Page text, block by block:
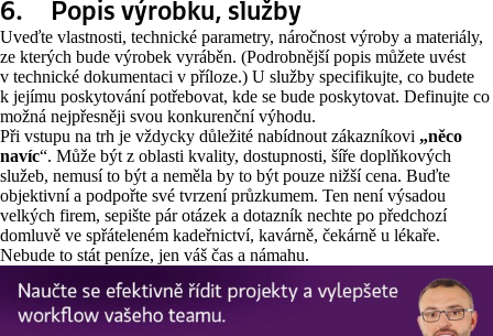
6. Popis výrobku, služby
Uveďte vlastnosti, technické parametry, náročnost výroby a materiály,
ze kterých bude výrobek vyráběn. (Podrobnější popis můžete uvést
v technické dokumentaci v příloze.) U služby specifikujte, co budete
k jejímu poskytování potřebovat, kde se bude poskytovat. Definujte co
možná nejpřesněji svou konkurenční výhodu.
Při vstupu na trh je vždycky důležité nabídnout zákazníkovi „něco
navíc“. Může být z oblasti kvality, dostupnosti, šíře doplňkových
služeb, nemusí to být a neměla by to být pouze nižší cena. Buďte
objektivní a podpořte své tvrzení průzkumem. Ten není výsadou
velkých firem, sepište pár otázek a dotazník nechte po předchozí
domluvě ve spřáteleném kadeřnictví, kavárně, čekárně u lékaře.
Nebude to stát peníze, jen váš čas a námahu.